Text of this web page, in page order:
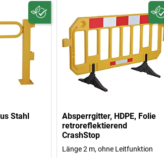
Stahl
Absperrgitter, HDPE, Folie
retroreflektierend
CrashStop
Länge 2 m, ohne Leitfunktion